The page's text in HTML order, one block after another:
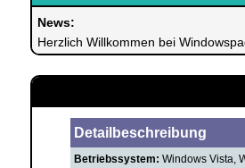
News:
Herzlich Willkommen bei
Detailbeschreibung
Betriebssystem: Windows Vista,